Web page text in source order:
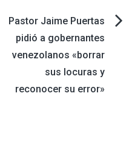
Pastor Jaime Puertas
pidió a gobernantes
venezolanos «borrar
sus locuras y
reconocer su error»